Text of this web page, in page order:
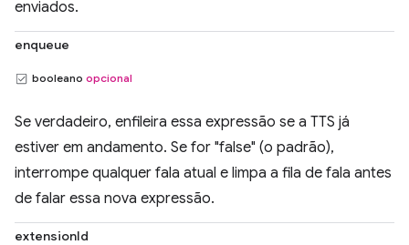
enviados.
enqueue
booleano opcional
Se verdadeiro, enfileira essa expressão se a TTS já
estiver em andamento. Se for "false" (o padrão),
interrompe qualquer fala atual e limpa a fila de fala antes
de falar essa nova expressão.
extensionId